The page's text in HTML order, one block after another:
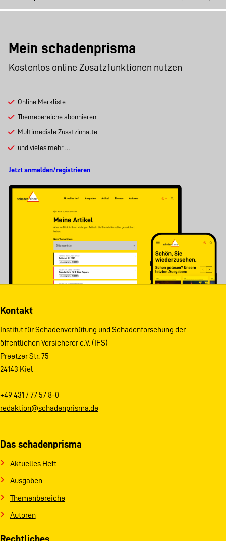
Mein schadenprisma
Kostenlos online Zusatzfunktionen nutzen
Online Merkliste
Themebereiche abonnieren
Multimediale Zusatzinhalte
und vieles mehr …
Jetzt anmelden/registrieren
Kontakt
Institut für Schadenverhütung und Schadenforschung der
öffentlichen Versicherer e.V. (IFS)
Preetzer Str. 75
24143 Kiel
+49 431 / 77 57 8-0
redaktion@schadenprisma.de
Das schadenprisma
Aktuelles Heft
Ausgaben
Themenbereiche
Autoren
Rechtliches